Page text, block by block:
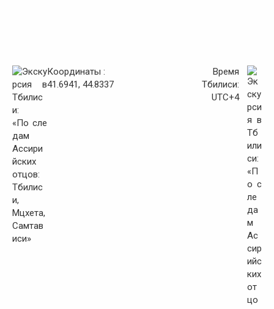
Координаты :
41.6941, 44.8337
Время
Тбилиси:
UTC+4